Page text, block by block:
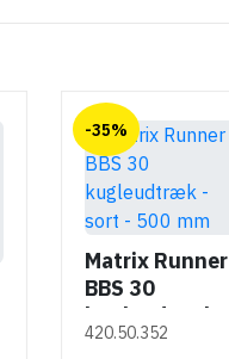
-35%
Matrix Runner
BBS 30
kugleudtræk -
sort - 500 mm
420.50.352